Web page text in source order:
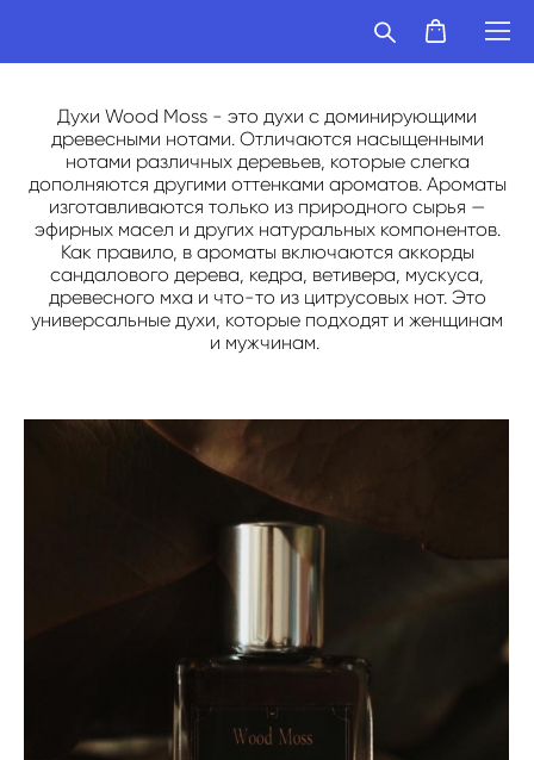
Духи Wood Moss - это духи с доминирующими
древесными нотами. Отличаются насыщенными
нотами различных деревьев, которые слегка
дополняются другими оттенками ароматов. Ароматы
изготавливаются только из природного сырья —
эфирных масел и других натуральных компонентов.
Как правило, в ароматы включаются аккорды
сандалового дерева, кедра, ветивера, мускуса,
древесного мха и что-то из цитрусовых нот. Это
универсальные духи, которые подходят и женщинам
и мужчинам.